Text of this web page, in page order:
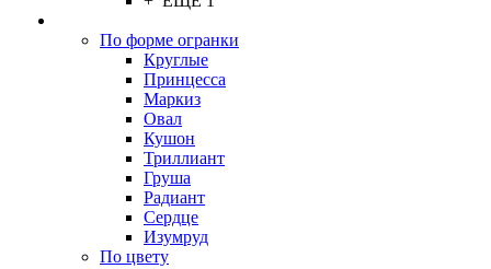
По форме огранки
Круглые
Принцесса
Маркиз
Овал
Кушон
Триллиант
Груша
Радиант
Сердце
Изумруд
По цвету